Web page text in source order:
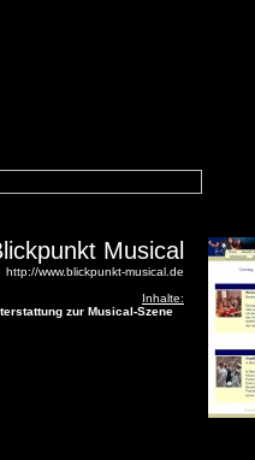
Musical
http://www.blickpunkt-musical.de
Inhalte:
zur Musical-Szene